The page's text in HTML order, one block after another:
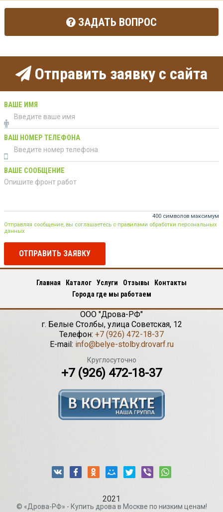
ЗАДАТЬ ВОПРОС
Отправить заявку с сайта
ВАШЕ ИМЯ
ВАШ НОМЕР ТЕЛЕФОНА
ВАШЕ СООБЩЕНИЕ
400 символов максимум
Отправляя сообщение, вы соглашаетесь с правилами обработки персональных
данных
ОТПРАВИТЬ ЗАЯВКУ
Главная Каталог Услуги Отзывы
Контакты
Города где мы работаем
ООО "Дрова-РФ"
г. Белые Столбы, улица Советская, 12
Телефон: +7 (926) 472-18-37
E-mail: info@belye-stolby.drovarf.ru
Круглосуточно
+7 (926) 472-18-37
2021
© «Дрова-РФ» - Купить дрова в Москве по низким ценам!